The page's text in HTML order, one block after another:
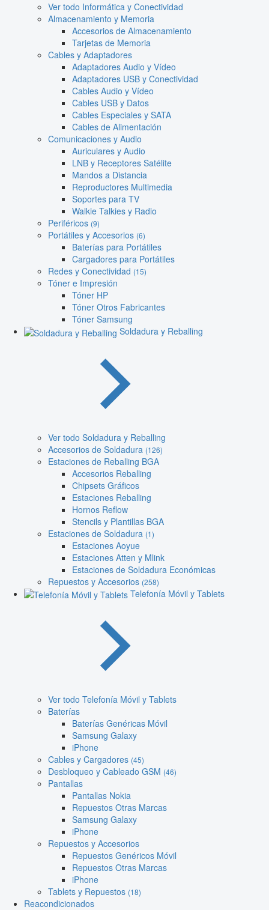
Ver todo Informática y Conectividad
Almacenamiento y Memoria
Accesorios de Almacenamiento
Tarjetas de Memoria
Cables y Adaptadores
Adaptadores Audio y Vídeo
Adaptadores USB y Conectividad
Cables Audio y Vídeo
Cables USB y Datos
Cables Especiales y SATA
Cables de Alimentación
Comunicaciones y Audio
Auriculares y Audio
LNB y Receptores Satélite
Mandos a Distancia
Reproductores Multimedia
Soportes para TV
Walkie Talkies y Radio
Periféricos (9)
Portátiles y Accesorios (6)
Baterías para Portátiles
Cargadores para Portátiles
Redes y Conectividad (15)
Tóner e Impresión
Tóner HP
Tóner Otros Fabricantes
Tóner Samsung
Soldadura y Reballing
Ver todo Soldadura y Reballing
Accesorios de Soldadura (126)
Estaciones de Reballing BGA
Accesorios Reballing
Chipsets Gráficos
Estaciones Reballing
Hornos Reflow
Stencils y Plantillas BGA
Estaciones de Soldadura (1)
Estaciones Aoyue
Estaciones Atten y Mlink
Estaciones de Soldadura Económicas
Repuestos y Accesorios (258)
Telefonía Móvil y Tablets
Ver todo Telefonía Móvil y Tablets
Baterías
Baterías Genéricas Móvil
Samsung Galaxy
iPhone
Cables y Cargadores (45)
Desbloqueo y Cableado GSM (46)
Pantallas
Pantallas Nokia
Repuestos Otras Marcas
Samsung Galaxy
iPhone
Repuestos y Accesorios
Repuestos Genéricos Móvil
Repuestos Otras Marcas
iPhone
Tablets y Repuestos (18)
Reacondicionados